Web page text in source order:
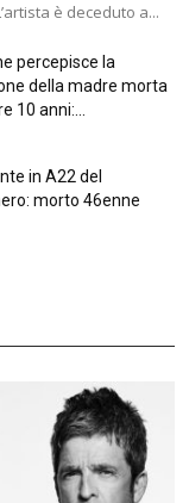
è deceduto a...
percepisce la
della madre morta
10 anni:...
in A22 del
morto 46enne